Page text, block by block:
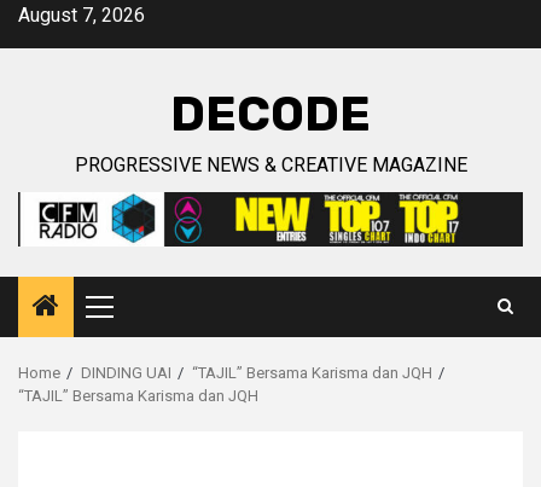
SkipAugust 7, 2026
DECODE
PROGRESSIVE NEWS & CREATIVE MAGAZINE
Primary
Menu
Home DINDING UAI
“TAJIL” Bersama Karisma dan JQH
“TAJIL” Bersama Karisma dan JQH